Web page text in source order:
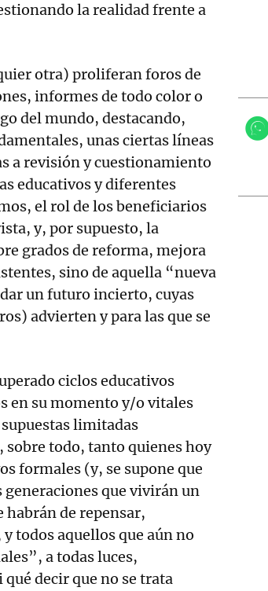
la realidad frente a
otra) proliferan foros de
informes de todo color o
del mundo, destacando,
unas ciertas líneas
a revisión y cuestionamiento
educativos y diferentes
el rol de los beneficiarios
y, por supuesto, la
grados de reforma, mejora
sino de aquella “nueva
un futuro incierto, cuyas
advierten y para las que se
ciclos educativos
en su momento y/o vitales
limitadas
todo, tanto quienes hoy
formales (y, se supone que
que vivirán un
de repensar,
todos aquellos que aún no
a todas luces,
decir que no se trata